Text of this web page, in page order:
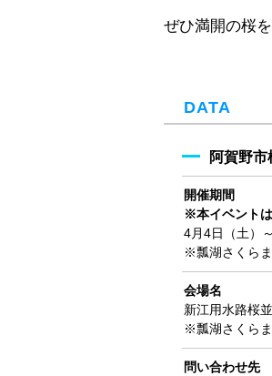
ぜひ満開の桜
DATA
阿賀野市
開催期間
※本イベントは
4月4日（土）
※瓢湖さくらま
会場名
新江用水路桜
※瓢湖さくら
問い合わせ先